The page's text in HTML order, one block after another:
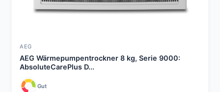
AEG
AEG Wärmepumpentrockner 8 kg, Serie 9000:
AbsoluteCarePlus D...
Gut